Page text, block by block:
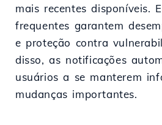
mais recentes disponíveis.
frequentes garantem
e proteção contra
disso, as notificações
usuários a se manterem
mudanças importantes.